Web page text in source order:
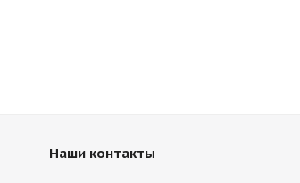
Наши контакты